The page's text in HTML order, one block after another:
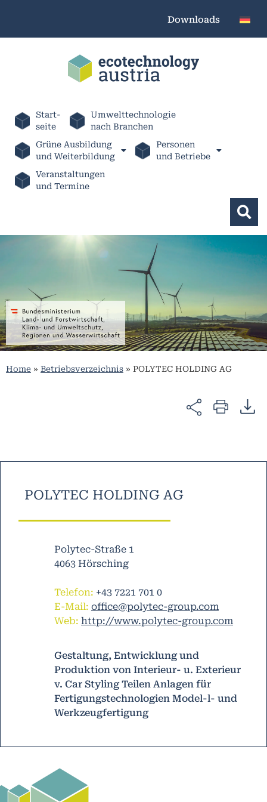
Downloads
Start-
seite
Umwelttechnologie
nach Branchen
Grüne Ausbildung
und Weiterbildung
Personen
und Betriebe
Veranstaltungen
und Termine
Home » Betriebsverzeichnis » POLYTEC HOLDING AG
POLYTEC HOLDING AG
Polytec-Straße 1
4063 Hörsching
Telefon: +43 7221 701 0
E-Mail: office@polytec-group.com
Web: http://www.polytec-group.com
Gestaltung, Entwicklung und
Produktion von Interieur- u. Exterieur
v. Car Styling Teilen Anlagen für
Fertigungstechnologien Model-l- und
Werkzeugfertigung